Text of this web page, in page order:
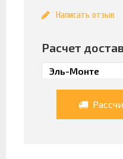
Написать отзыв
Расчет